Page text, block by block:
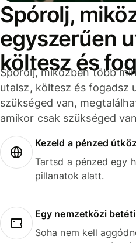
Spórolj,
egyszerűen
költesz és
Spórolj, miközben több
utalsz, költesz és fogadsz
szükséged van,
amikor csak szükséged
Kezeld a pénzed
Tartsd a pénzed egy
pillanatok alatt.
Egy nemzetközi
Soha nem kell